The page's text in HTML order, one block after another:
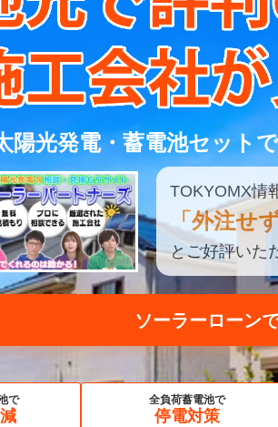
陽光発電・蓄電池セット
TOKYOMX情
「外注せ
とご好評いた
見積もり比
で 全負荷蓄電池で
停電対策